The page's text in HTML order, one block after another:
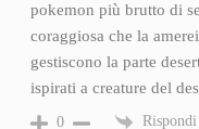
pokemon più brutto di
coraggiosa che la
gestiscono la parte
ispirati a creature del
0 Rispondi